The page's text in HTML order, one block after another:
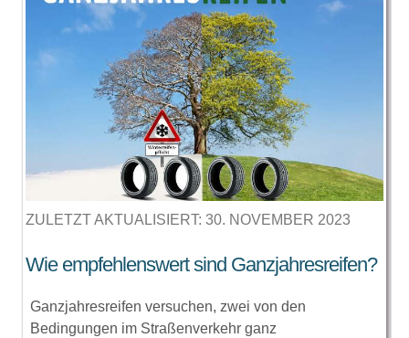
ZULETZT AKTUALISIERT: 30. NOVEMBER 2023
Wie empfehlenswert sind Ganzjahresreifen?
Ganzjahresreifen versuchen, zwei von den
Bedingungen im Straßenverkehr ganz